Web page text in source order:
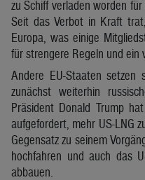
zu Schiff verladen worden
Seit das Verbot in Kraft
Europa, was einige
für strengere Regeln und ein
Andere EU-Staaten setzen
zunächst weiterhin
Präsident Donald Trump
aufgefordert, mehr US-LNG
Gegensatz zu seinem
hochfahren und auch das
abbauen.